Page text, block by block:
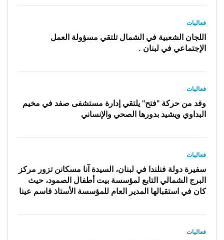
فعاليات
اللجان الشعبية في الشمال تلتقي مسؤولة العمل
الإجتماعي في لبنان .
فعاليات
وفد من حركة "فتح" يلتقي إدارة مستشفى صفد في مخيم
البداوي ويشيد بدورها الصحي والإنساني
فعاليات
سفيرة دولة فنلندا في لبنان، السيدة آنا مسكانن تزور مركز
البرج الشمالي التابع لمؤسسة بيت أطفال الصمود، حيث
كان في استقبالها المدير العام للمؤسسة الأستاذ قاسم عينا
فعاليات